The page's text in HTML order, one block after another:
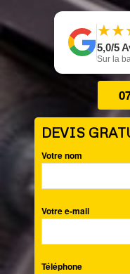
★
★★
★
5,0/5
Sur la
DEVIS
Votre nom
Votre e-mail
Téléphone